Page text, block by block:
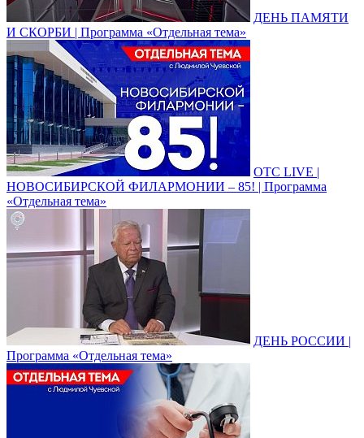
ДЕНЬ ПАМЯТИ
И СКОРБИ | Программа «Отдельная тема»
ОТС LIVE |
НОВОСИБИРСКОЙ ФИЛАРМОНИИ – 85! | Программа
«Отдельная тема»
ДЕНЬ РОССИИ |
Программа «Отдельная тема»